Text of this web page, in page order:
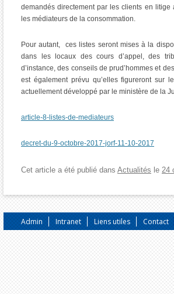
demandés directement par les clients en litige
les médiateurs de la consommation.
Pour autant, ces listes seront mises à la
dans les locaux des cours d’appel, des
d’instance, des conseils de prud’hommes et
est également prévu qu’elles figureront sur
actuellement développé par le ministère de la
article-8-listes-de-mediateurs
decret-du-9-octobre-2017-jorf-11-10-2017
Cet article a été publié dans Actualités le 24
Admin Intranet Liens utiles Contact